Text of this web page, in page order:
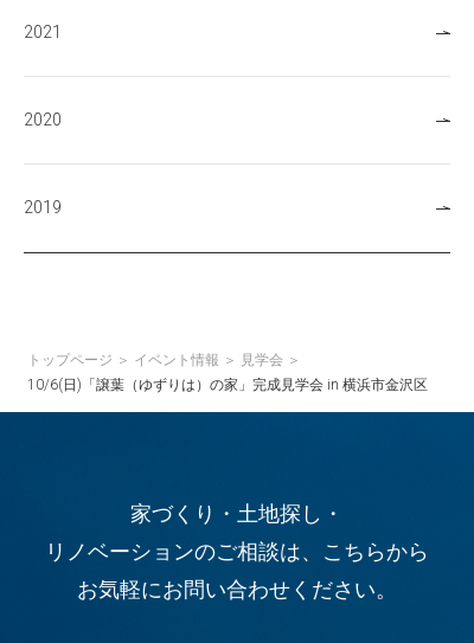
2021
2020
2019
トップページ イベント情報
見学会
10/6(日)「譲葉（ゆずりは）の家」完成見学会 in 横浜市金沢区
家づくり・土地探し・
リノベーションのご相談は、こちらから
お気軽にお問い合わせください。